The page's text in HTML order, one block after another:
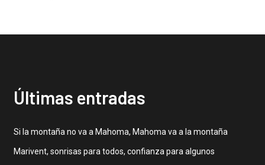
Últimas entradas
Si la montaña no va a Mahoma, Mahoma va a la montaña
Marivent, sonrisas para todos, confianza para algunos